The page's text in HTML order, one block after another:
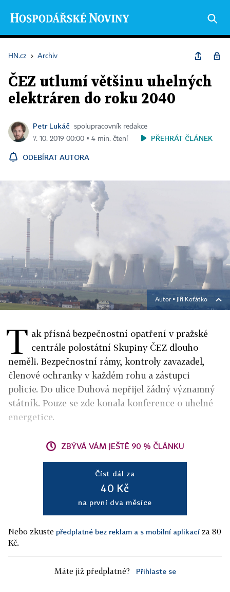
HN.cz › Archiv
ČEZ utlumí většinu uhelných
elektráren do roku 2040
Petr Lukáč
spolupracovník redakce
7. 10. 2019 00:00 ▪ 4 min. čtení
PŘEHRÁT ČLÁNEK
ODEBÍRAT AUTORA
Autor ▪ Jiří Koťátko
T ak přísná bezpečnostní opatření v pražské
centrále polostátní Skupiny ČEZ dlouho
neměli. Bezpečnostní rámy, kontroly zavazadel,
členové ochranky v každém rohu a zástupci
policie. Do ulice Duhová nepřijel žádný významný
státník. Pouze se zde konala konference o uhelné
energetice.
ZBÝVÁ VÁM JEŠTĚ 90 % ČLÁNKU
Číst dál za
40 Kč
na první dva měsíce
Nebo zkuste předplatné bez reklam a s mobilní aplikací za 80
Kč.
Máte již předplatné? Přihlaste se